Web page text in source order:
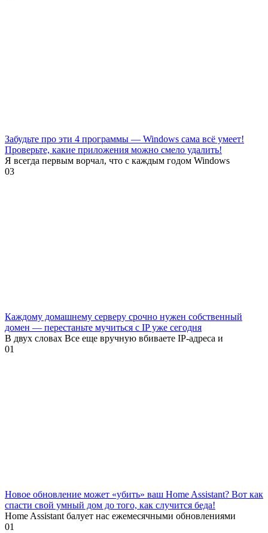
Забудьте про эти 4 программы — Windows сама всё умеет!
Проверьте, какие приложения можно смело удалить!
Я всегда первым ворчал, что с каждым годом Windows
03
Каждому домашнему серверу срочно нужен собственный
домен — перестаньте мучиться с IP уже сегодня
В двух словах Все еще вручную вбиваете IP-адреса и
01
Новое обновление может «убить» ваш Home Assistant? Вот как
спасти свой умный дом до того, как случится беда!
Home Assistant балует нас ежемесячными обновлениями
01